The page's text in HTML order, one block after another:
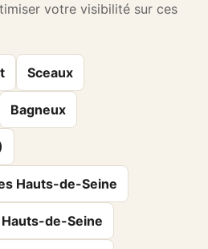
votre visibilité sur ces
Sceaux
Bagneux
Hauts-de-Seine
de-Seine